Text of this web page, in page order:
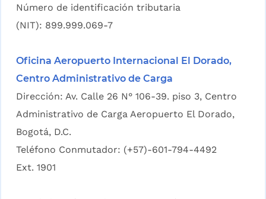
Número de identificación tributaria
(NIT): 899.999.069-7
Oficina Aeropuerto Internacional El Dorado,
Centro Administrativo de Carga
Dirección: Av. Calle 26 N° 106-39. piso 3, Centro
Administrativo de Carga Aeropuerto El Dorado,
Bogotá, D.C.
Teléfono Conmutador: (+57)-601-794-4492
Ext. 1901